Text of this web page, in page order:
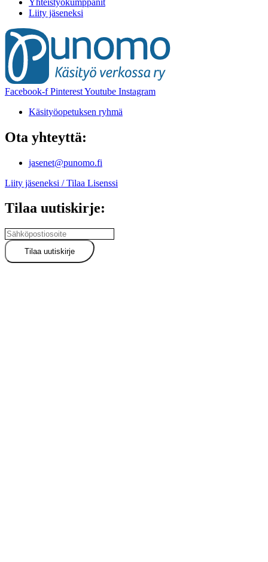
Liity jäseneksi
Facebook-f PinterestYoutube Instagram
Käsityöopetuksen ryhmä
Ota yhteyttä:
jasenet@punomo.fi
Liity jäseneksi / Tilaa Lisenssi
Tilaa uutiskirje: